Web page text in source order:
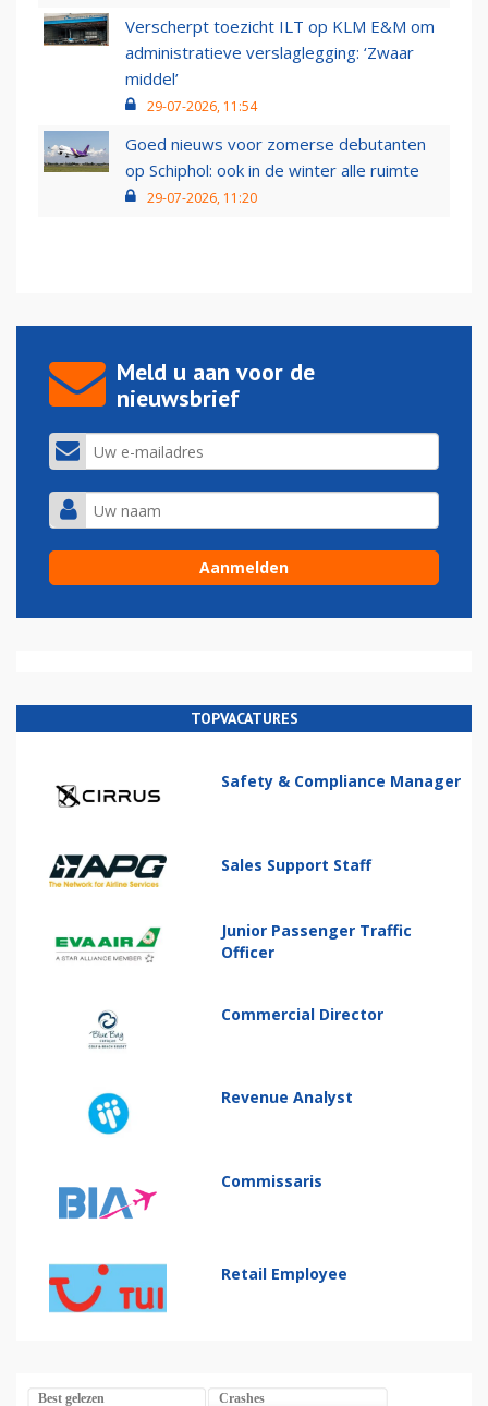
Verscherpt toezicht ILT op KLM E&M om
administratieve verslaglegging: ‘Zwaar
middel’
29-07-2026, 11:54
Goed nieuws voor zomerse debutanten
op Schiphol: ook in de winter alle ruimte
29-07-2026, 11:20
Meld u aan voor de
nieuwsbrief
TOPVACATURES
Safety & Compliance Manager
Sales Support Staff
Junior Passenger Traffic
Officer
Commercial Director
Revenue Analyst
Commissaris
Retail Employee
Best gelezen Crashes